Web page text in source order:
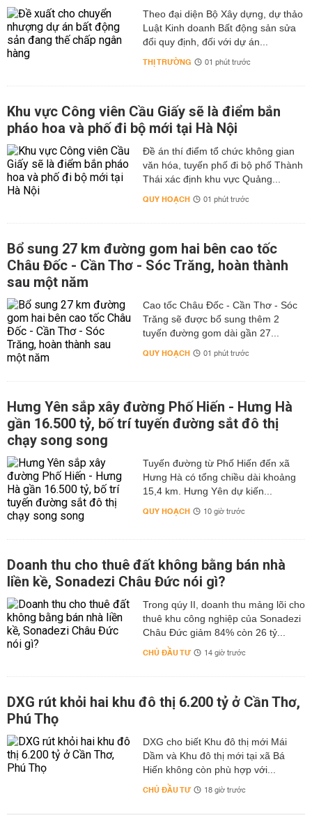
Theo đại diện Bộ Xây dựng, dự thảo
Luật Kinh doanh Bất động sản sửa
đổi quy định, đối với dự án...
THỊ TRƯỜNG 01 phút trước
Khu vực Công viên Cầu Giấy sẽ là điểm bắn
pháo hoa và phố đi bộ mới tại Hà Nội
Đề án thí điểm tổ chức không gian
văn hóa, tuyến phố đi bộ phố Thành
Thái xác định khu vực Quảng...
QUY HOẠCH 01 phút trước
Bổ sung 27 km đường gom hai bên cao tốc
Châu Đốc - Cần Thơ - Sóc Trăng, hoàn thành
sau một năm
Cao tốc Châu Đốc - Cần Thơ - Sóc
Trăng sẽ được bổ sung thêm 2
tuyến đường gom dài gần 27...
QUY HOẠCH 01 phút trước
Hưng Yên sắp xây đường Phố Hiến - Hưng Hà
gần 16.500 tỷ, bố trí tuyến đường sắt đô thị
chạy song song
Tuyến đường từ Phố Hiến đến xã
Hưng Hà có tổng chiều dài khoảng
15,4 km. Hưng Yên dự kiến...
QUY HOẠCH 10 giờ trước
Doanh thu cho thuê đất không bằng bán nhà
liền kề, Sonadezi Châu Đức nói gì?
Trong qúy II, doanh thu mảng lõi cho
thuê khu công nghiệp của Sonadezi
Châu Đức giảm 84% còn 26 tỷ...
CHỦ ĐẦU TƯ 14 giờ trước
DXG rút khỏi hai khu đô thị 6.200 tỷ ở Cần Thơ,
Phú Thọ
DXG cho biết Khu đô thị mới Mái
Dầm và Khu đô thị mới tại xã Bá
Hiến không còn phù hợp với...
CHỦ ĐẦU TƯ 18 giờ trước